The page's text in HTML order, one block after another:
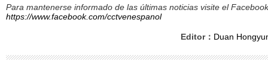
Para mantenerse informado de las últimas noticias visite el
https://www.facebook.com/cctvenespanol
Editor： Duan